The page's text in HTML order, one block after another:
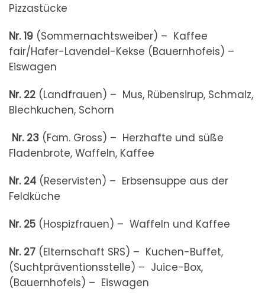
Pizzastücke
Nr. 19 (Sommernachtsweiber) – Kaffee
fair/Hafer-Lavendel-Kekse (Bauernhofeis) –
Eiswagen
Nr. 22 (Landfrauen) – Mus, Rübensirup, Schmalz,
Blechkuchen, Schorn
Nr. 23 (Fam. Gross) – Herzhafte und süße
Fladenbrote, Waffeln, Kaffee
Nr. 24 (Reservisten) – Erbsensuppe aus der
Feldküche
Nr. 25 (Hospizfrauen) – Waffeln und Kaffee
Nr. 27 (Elternschaft SRS) – Kuchen-Buffet,
(Suchtpräventionsstelle) – Juice-Box,
(Bauernhofeis) – Eiswagen